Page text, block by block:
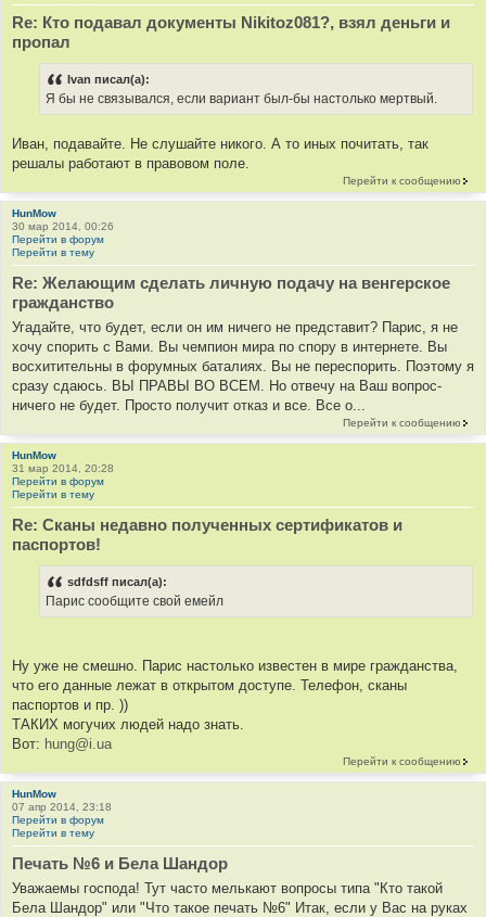
Re: Кто подавал документы Nikitoz081?, взял деньги и
пропал
Ivan писал(а):
Я бы не связывался, если вариант был-бы настолько мертвый.
Иван, подавайте. Не слушайте никого. А то иных почитать, так
решалы работают в правовом поле.
Перейти к сообщению
HunMow
30 мар 2014, 00:26
Перейти в форум
Перейти в тему
Re: Желающим сделать личную подачу на венгерское
гражданство
Угадайте, что будет, если он им ничего не представит? Парис, я не
хочу спорить с Вами. Вы чемпион мира по спору в интернете. Вы
восхитительны в форумных баталиях. Вы не переспорить. Поэтому я
сразу сдаюсь. ВЫ ПРАВЫ ВО ВСЕМ. Но отвечу на Ваш вопрос-
ничего не будет. Просто получит отказ и все. Все о...
Перейти к сообщению
HunMow
31 мар 2014, 20:28
Перейти в форум
Перейти в тему
Re: Сканы недавно полученных сертификатов и
паспортов!
sdfdsff писал(а):
Парис сообщите свой емейл
Ну уже не смешно. Парис настолько известен в мире гражданства,
что его данные лежат в открытом доступе. Телефон, сканы
паспортов и пр. ))
ТАКИХ могучих людей надо знать.
Вот: hung@i.ua
Перейти к сообщению
HunMow
07 апр 2014, 23:18
Перейти в форум
Перейти в тему
Печать №6 и Бела Шандор
Уважаемы господа! Тут часто мелькают вопросы типа "Кто такой
Бела Шандор" или "Что такое печать №6" Итак, если у Вас на руках